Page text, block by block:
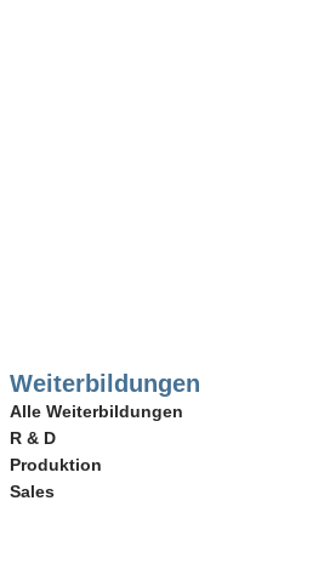
Weiterbildungen
Alle Weiterbildungen
R & D
Produktion
Sales